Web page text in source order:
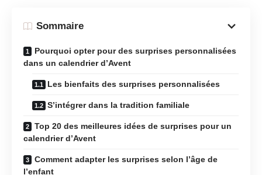
Sommaire
Pourquoi opter pour des surprises personnalisées
dans un calendrier d’Avent
Les bienfaits des surprises personnalisées
S’intégrer dans la tradition familiale
Top 20 des meilleures idées de surprises pour un
calendrier d’Avent
Comment adapter les surprises selon l’âge de
l’enfant